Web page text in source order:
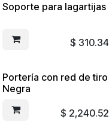
Soporte para lagartijas
$ 310.34
Portería con red de tiro
Negra
$ 2,240.52